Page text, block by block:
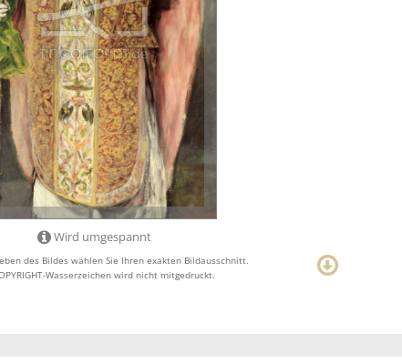
Wird umgespannt
des Bildes wählen Sie Ihren exakten Bildausschnitt.
Wasserzeichen wird nicht mitgedruckt.